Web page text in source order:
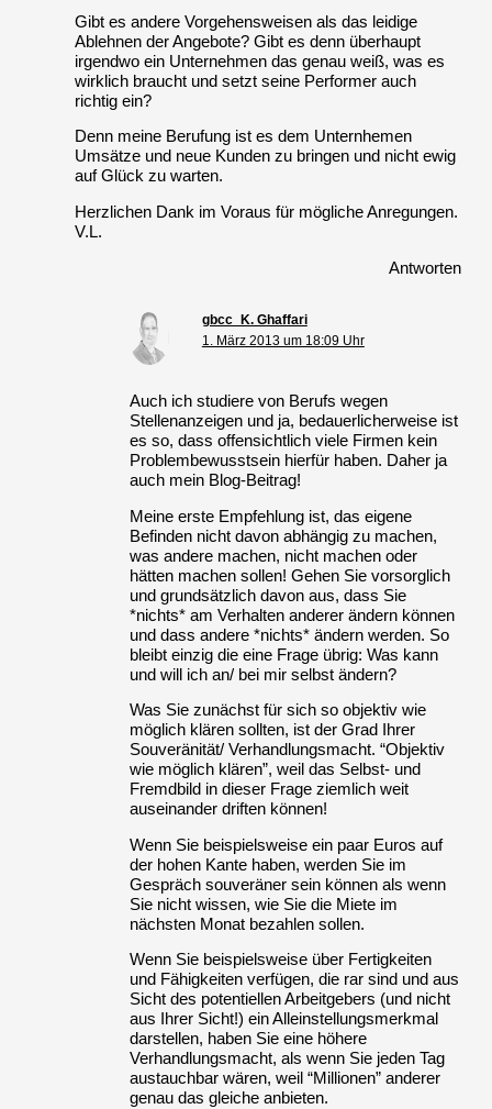
Gibt es andere Vorgehensweisen als das leidige
Ablehnen der Angebote? Gibt es denn überhaupt
irgendwo ein Unternehmen das genau weiß, was es
wirklich braucht und setzt seine Performer auch
richtig ein?
Denn meine Berufung ist es dem Unternhemen
Umsätze und neue Kunden zu bringen und nicht ewig
auf Glück zu warten.
Herzlichen Dank im Voraus für mögliche Anregungen.
V.L.
Antworten
gbcc_K. Ghaffari
1. März 2013 um 18:09 Uhr
Auch ich studiere von Berufs wegen
Stellenanzeigen und ja, bedauerlicherweise ist
es so, dass offensichtlich viele Firmen kein
Problembewusstsein hierfür haben. Daher ja
auch mein Blog-Beitrag!
Meine erste Empfehlung ist, das eigene
Befinden nicht davon abhängig zu machen,
was andere machen, nicht machen oder
hätten machen sollen! Gehen Sie vorsorglich
und grundsätzlich davon aus, dass Sie
*nichts* am Verhalten anderer ändern können
und dass andere *nichts* ändern werden. So
bleibt einzig die eine Frage übrig: Was kann
und will ich an/ bei mir selbst ändern?
Was Sie zunächst für sich so objektiv wie
möglich klären sollten, ist der Grad Ihrer
Souveränität/ Verhandlungsmacht. “Objektiv
wie möglich klären”, weil das Selbst- und
Fremdbild in dieser Frage ziemlich weit
auseinander driften können!
Wenn Sie beispielsweise ein paar Euros auf
der hohen Kante haben, werden Sie im
Gespräch souveräner sein können als wenn
Sie nicht wissen, wie Sie die Miete im
nächsten Monat bezahlen sollen.
Wenn Sie beispielsweise über Fertigkeiten
und Fähigkeiten verfügen, die rar sind und aus
Sicht des potentiellen Arbeitgebers (und nicht
aus Ihrer Sicht!) ein Alleinstellungsmerkmal
darstellen, haben Sie eine höhere
Verhandlungsmacht, als wenn Sie jeden Tag
austauchbar wären, weil “Millionen” anderer
genau das gleiche anbieten.